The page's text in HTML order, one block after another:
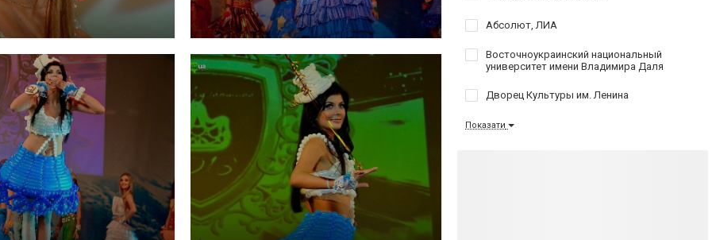
Абсолют, ЛИА
Восточноукраинский национальный
университет имени Владимира Даля
Дворец Культуры им. Ленина
Показати